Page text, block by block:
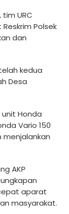
URC
Polsek
dan
kedua
Desa
Honda
Vario 150
menjalankan
AKP
aparat
masyarakat.